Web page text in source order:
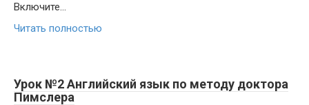
Включите…
Читать полностью
Урок №2 Английский язык по методу доктора
Пимслера